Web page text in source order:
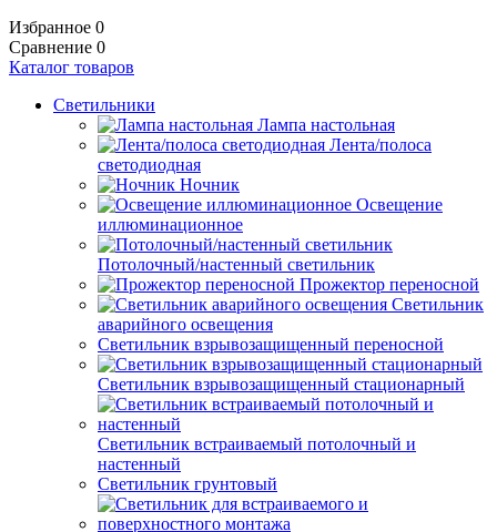
Избранное 0
Сравнение 0
Каталог товаров
Светильники
Лампа настольная
Лента/полоса
светодиодная
Ночник
Освещение
иллюминационное
Потолочный/настенный светильник
Прожектор переносной
Светильник
аварийного освещения
Светильник взрывозащищенный переносной
Светильник взрывозащищенный стационарный
Светильник встраиваемый потолочный и
настенный
Светильник грунтовый